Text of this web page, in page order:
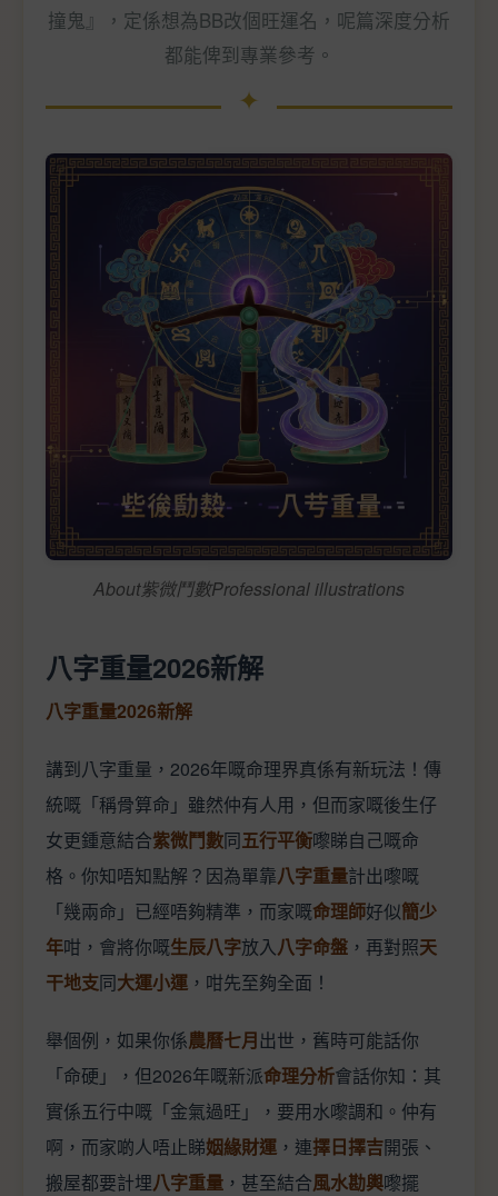
撞鬼』，定係想為BB改個旺運名，呢篇深度分析
都能俾到專業參考。
About紫微鬥數Professional illustrations
八字重量2026新解
八字重量2026新解
講到八字重量，2026年嘅命理界真係有新玩法！傳
統嘅「稱骨算命」雖然仲有人用，但而家嘅後生仔
女更鍾意結合紫微鬥數同五行平衡嚟睇自己嘅命
格。你知唔知點解？因為單靠八字重量計出嚟嘅
「幾兩命」已經唔夠精準，而家嘅命理師好似簡少
年咁，會將你嘅生辰八字放入八字命盤 ，再對照天
干地支同大運小運 ，咁先至夠全面！
舉個例，如果你係農曆七月出世，舊時可能話你
「命硬」，但2026年嘅新派命理分析會話你知：其
實係五行中嘅「金氣過旺」，要用水嚟調和。仲有
啊，而家啲人唔止睇姻緣財運 ，連擇日擇吉開張、
搬屋都要計埋八字重量 ，甚至結合風水勘輿嚟擺